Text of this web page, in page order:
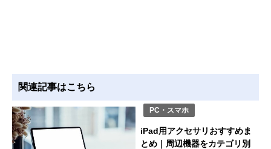
関連記事はこちら
PC・スマホ
iPad用アクセサリおすすめま
とめ｜周辺機器をカテゴリ別